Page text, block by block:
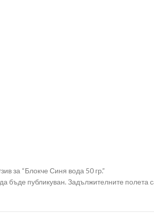
за “Блокче Синя вода 50 гр.”
бъде публикуван. Задължителните полета